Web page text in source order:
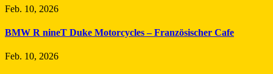
Feb. 10, 2026
BMW R nineT Duke Motorcycles – Französischer Cafe
Feb. 10, 2026